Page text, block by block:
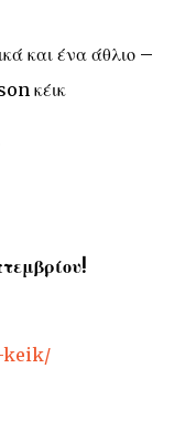
και ένα άθλιο –
κέικ
keik/